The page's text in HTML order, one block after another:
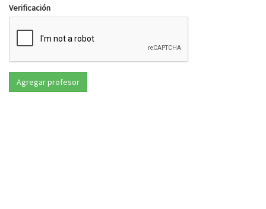
Verificación